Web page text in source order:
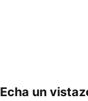
Echa un